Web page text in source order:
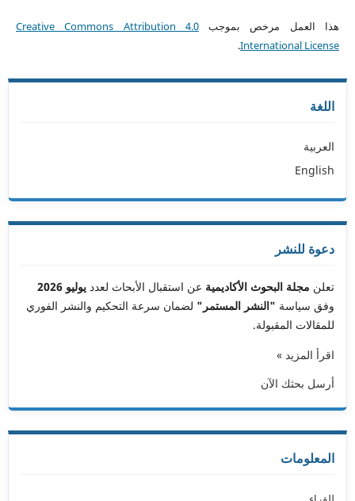
هذا العمل مرخص بموجبCreative Commons Attribution 4.0
International License
.
اللغة
العربية
English
دعوة للنشر
تعلن مجلة البحوث الأكاديمية عن استقبال الأبحاث لعدد يوليو 2026
وفق سياسة "النشر المستمر" لضمان سرعة التحكيم والنشر الفوري
للمقالات المقبولة.
اقرأ المزيد »
أرسل بحثك الآن
المعلومات